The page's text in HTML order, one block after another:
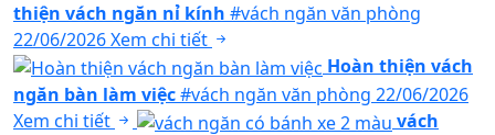
thiện vách ngăn nỉ kính #vách ngăn văn phòng
22/06/2026Xem chi tiết
Hoàn thiện vách
ngăn bàn làm việc#vách ngăn văn phòng 22/06/2026
Xem chi tiết
vách